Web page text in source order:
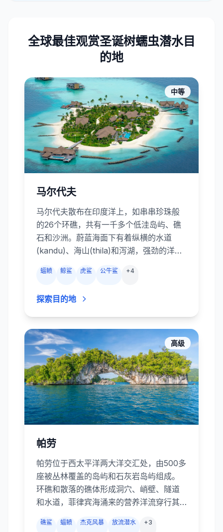
全球最佳观赏圣诞树蠕虫潜水目
的地
中等
马尔代夫
马尔代夫散布在印度洋上，如串串珍珠般
的26个环礁，共有一千多个低洼岛屿、礁
石和沙洲。蔚蓝海面下有着纵横的水道
(kandu)、海山(thila)和泻湖，强劲的洋流
营养。蝠鲼、鲸鲨、礁鲨、杰克风暴、海
潜水中心会探索中部环礁的 Okobe
Thila、Kandooma Thila 等暗礁，芭环礁
和亚里环礁的蝠鲼清洁站，以及深南部富
瓦穆拉环礁的鲨鱼通道。潜水形式从平缓
的珊瑚坡到紧张刺激的强流通道，堪称大
型远洋生物的乐园。
蝠鲼 鲸鲨 虎鲨 公牛鲨 +4
探索目的地
高级
帕劳
帕劳位于西太平洋两大洋交汇处，由500多
座被丛林覆盖的岛屿和石灰岩岛屿组成。
环礁和散落的礁体形成洞穴、峭壁、隧道
和水道，菲律宾海涌来的营养洋流穿行其
了成群的杰克、海狼和鲷鱼，以及众多大
礁鲨 蝠鲼 杰克风暴 放流潜水 +3